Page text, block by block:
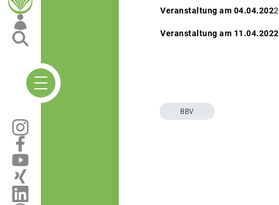
Veranstaltung am 04.04.2022
Veranstaltung am 11.04.2022
BBV